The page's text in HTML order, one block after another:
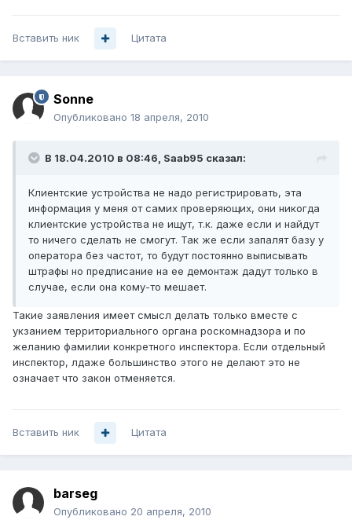
Вставить ник Цитата
Sonne
Опубликовано 18 апреля, 2010
В 18.04.2010 в 08:46, Saab95 сказал:
Клиентские устройства не надо регистрировать, эта
информация у меня от самих проверяющих, они никогда
клиентские устройства не ищут, т.к. даже если и найдут
то ничего сделать не смогут. Так же если запалят базу у
оператора без частот, то будут постоянно выписывать
штрафы но предписание на ее демонтаж дадут только в
случае, если она кому-то мешает.
Такие заявления имеет смысл делать только вместе с
укзанием территориального органа роскомнадзора и по
желанию фамилии конкретного инспектора. Если отдельный
инспектор, лдаже большинство этого не делают это не
означает что закон отменяется.
Вставить ник Цитата
barseg
Опубликовано 20 апреля, 2010